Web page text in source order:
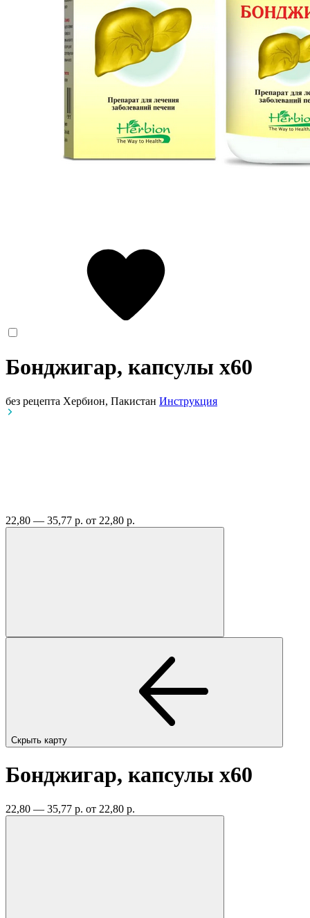
Бонджигар, капсулы x60
без рецепта Хербион, Пакистан Инструкция
22,80 — 35,77 р. от 22,80 р.
Скрыть карту
Бонджигар, капсулы x60
22,80 — 35,77 р. от 22,80 р.